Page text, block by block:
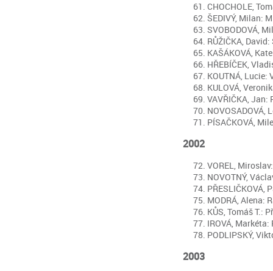
CHOCHOLE,
ŠEDIVÝ, Milan:
SVOBODOVÁ,
RŮŽIČKA,
KAŠÁKOVÁ,
HŘEBÍČEK,
KOUTNÁ,
KULOVÁ,
VAVŘIČKA,
NOVOSADOVÁ,
PÍSAČKOVÁ,
2002
VOREL,
NOVOTNÝ,
PŘESLIČKOVÁ,
MODRÁ, Alena:
KŮS, Tomáš T.:
IROVÁ,
PODLIPSKÝ,
2003